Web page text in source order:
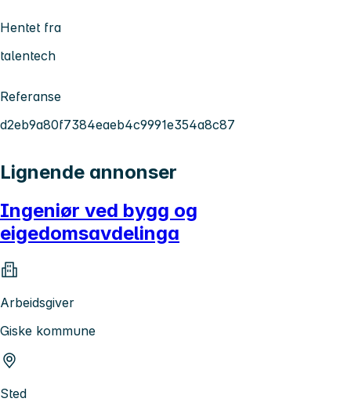
Hentet fra
talentech
Referanse
d2eb9a80f7384eaeb4c9991e354a8c87
Lignende annonser
Ingeniør ved bygg og
eigedomsavdelinga
Arbeidsgiver
Giske kommune
Sted